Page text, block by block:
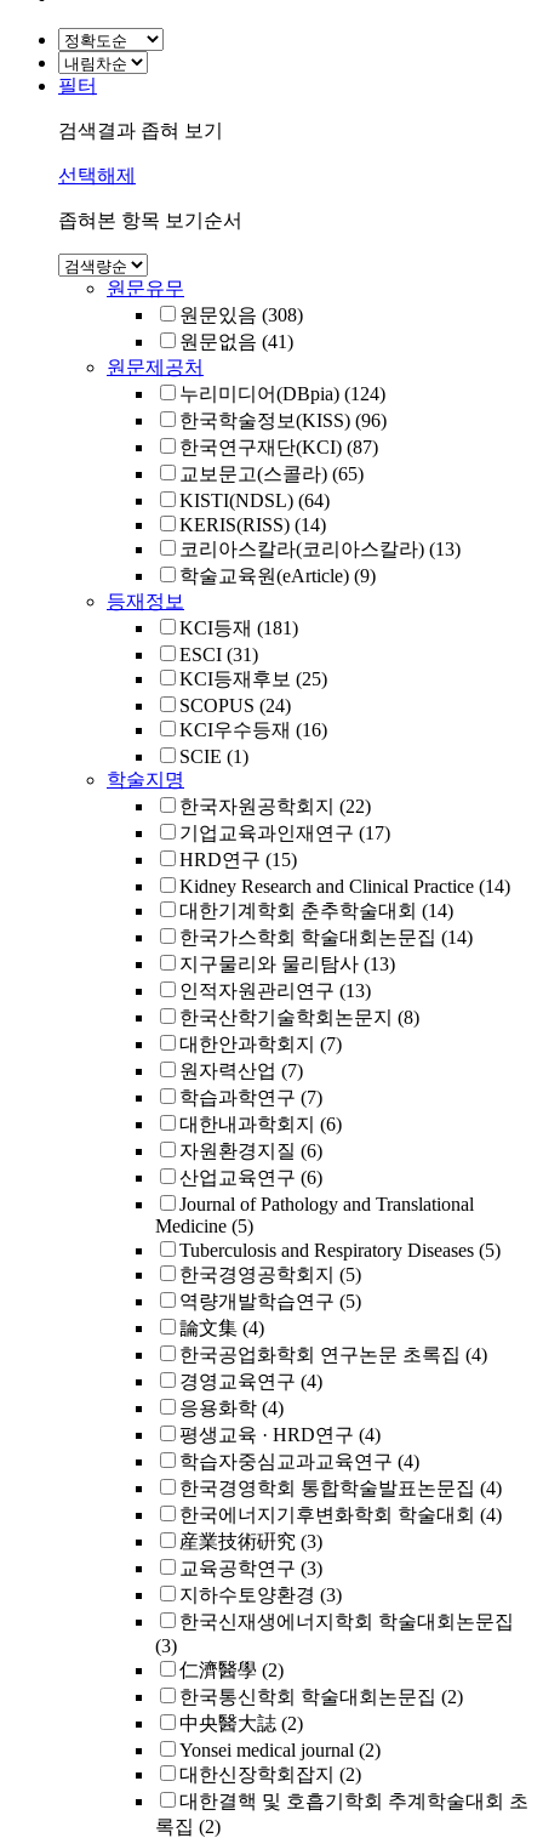
필터
검색결과 좁혀 보기
선택해제
좁혀본 항목 보기순서
원문유무
원문있음 (308)
원문없음 (41)
원문제공처
누리미디어(DBpia) (124)
한국학술정보(KISS) (96)
한국연구재단(KCI) (87)
교보문고(스콜라) (65)
KISTI(NDSL) (64)
KERIS(RISS) (14)
코리아스칼라(코리아스칼라) (13)
학술교육원(eArticle) (9)
등재정보
KCI등재 (181)
ESCI (31)
KCI등재후보 (25)
SCOPUS (24)
KCI우수등재 (16)
SCIE (1)
학술지명
한국자원공학회지 (22)
기업교육과인재연구 (17)
HRD연구 (15)
Kidney Research and Clinical Practice (14)
대한기계학회 춘추학술대회 (14)
한국가스학회 학술대회논문집 (14)
지구물리와 물리탐사 (13)
인적자원관리연구 (13)
한국산학기술학회논문지 (8)
대한안과학회지 (7)
원자력산업 (7)
학습과학연구 (7)
대한내과학회지 (6)
자원환경지질 (6)
산업교육연구 (6)
Journal of Pathology and Translational
Medicine (5)
Tuberculosis and Respiratory Diseases (5)
한국경영공학회지 (5)
역량개발학습연구 (5)
論文集 (4)
한국공업화학회 연구논문 초록집 (4)
경영교육연구 (4)
응용화학 (4)
평생교육 · HRD연구 (4)
학습자중심교과교육연구 (4)
한국경영학회 통합학술발표논문집 (4)
한국에너지기후변화학회 학술대회 (4)
産業技術硏究 (3)
교육공학연구 (3)
지하수토양환경 (3)
한국신재생에너지학회 학술대회논문집
(3)
仁濟醫學 (2)
한국통신학회 학술대회논문집 (2)
中央醫大誌 (2)
Yonsei medical journal (2)
대한신장학회잡지 (2)
대한결핵 및 호흡기학회 추계학술대회 초
록집 (2)